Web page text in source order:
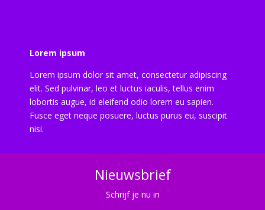
Lorem ipsum
Lorem ipsum dolor sit amet, consectetur adipiscing
elit. Sed pulvinar, leo et luctus iaculis, tellus enim
lobortis augue, id eleifend odio lorem eu sapien.
Fusce eget neque posuere, luctus purus eu, suscipit
nisi.
Nieuwsbrief
Schrijf je nu in